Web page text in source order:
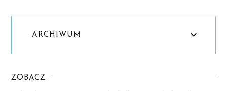
ARCHIWUM
ZOBACZ